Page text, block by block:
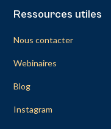
Ressources utiles
Nous contacter
Webinaires
Blog
Instagram